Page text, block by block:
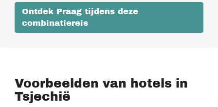
Ontdek Praag tijdens deze
combinatiereis
Voorbeelden van hotels in
Tsjechië